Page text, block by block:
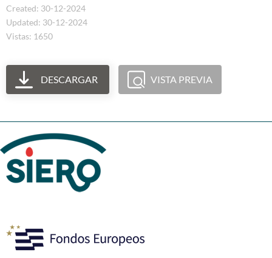
Created: 30-12-2024
Updated: 30-12-2024
Vistas: 1650
DESCARGAR VISTA PREVIA